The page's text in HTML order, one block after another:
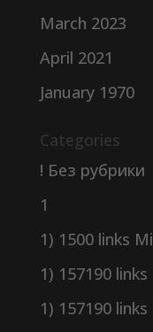
March 2023
April 2021
January 1970
Categories
! Без рубрики
1
1) 1500 links
1) 157190
1) 157190